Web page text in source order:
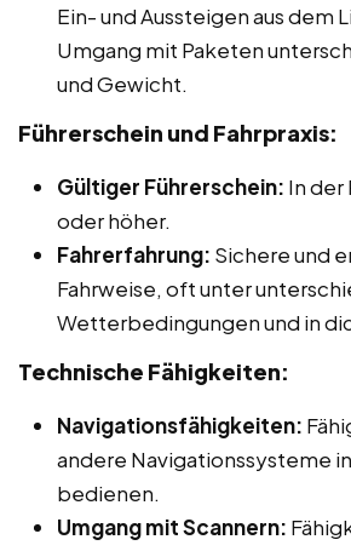
Ein- und Aussteigen aus dem
Umgang mit Paketen
und Gewicht.
Führerschein und Fahrpraxis:
Gültiger Führerschein: In der
oder höher.
Fahrerfahrung: Sichere und
Fahrweise, oft unter
Wetterbedingungen und in
Technische Fähigkeiten:
Navigationsfähigkeiten:
andere Navigationssysteme
bedienen.
Umgang mit Scannern: